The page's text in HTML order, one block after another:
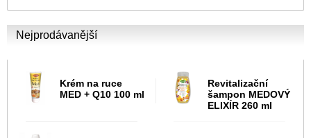
Nejprodávanější
Krém na ruce
MED + Q10 100 ml
Revitalizační
šampon MEDOVÝ
ELIXÍR 260 ml